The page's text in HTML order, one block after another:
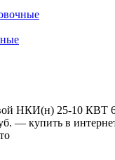
НКИ(н) 25-10 КВТ
— купить в